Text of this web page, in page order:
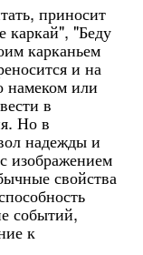
приносит
каркай", "Беду
карканьем
и на
намеком или
в
Но в
надежды и
изображением
свойства
событий,
к